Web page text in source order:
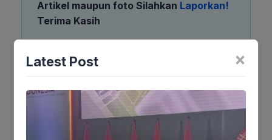
Artikel maupun foto Silahkan Laporkan!
Terima Kasih
Tags: ×
Latest Post